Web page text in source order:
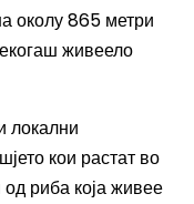
околу 865 метри
живеело
локални
кои растат во
од риба која живее